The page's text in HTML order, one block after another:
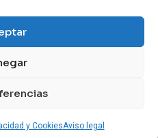
y CookiesAviso legal
MILITARES